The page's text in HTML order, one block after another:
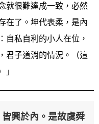
就很難達成一致，必然
在了。坤代表柔，是內
自私自利的小人在位，
君子道消的情況。（這
興於內。是故虞舜